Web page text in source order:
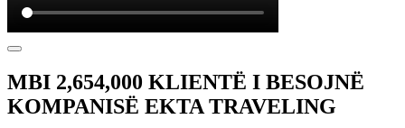
MBI 2,654,000 KLIENTË I BESOJNË
KOMPANISË EKTA TRAVELING